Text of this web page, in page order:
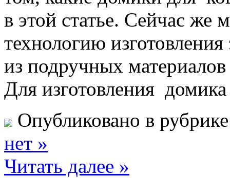
в этой статье. Сейчас
технологию
из подручных
Для изготовления
Опубликовано в
нет »
Читать далее »